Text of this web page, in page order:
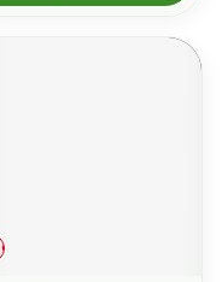
Geneesmiddel